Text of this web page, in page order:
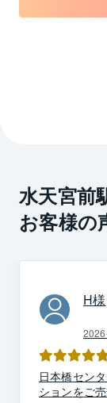
水天宮前
お客様の
H様
日本橋セン
ションをご